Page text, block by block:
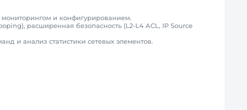
и конфигурированием.
расширенная безопасность (L2-L4 ACL, IP Source
и анализ статистики сетевых элементов.